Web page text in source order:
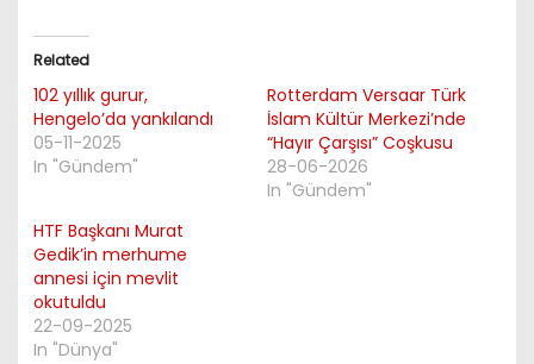
Related
102 yıllık gurur,
Hengelo’da yankılandı
05-11-2025
In "Gündem"
Rotterdam Versaar Türk
İslam Kültür Merkezi’nde
“Hayır Çarşısı” Coşkusu
28-06-2026
In "Gündem"
HTF Başkanı Murat
Gedik’in merhume
annesi için mevlit
okutuldu
22-09-2025
In "Dünya"